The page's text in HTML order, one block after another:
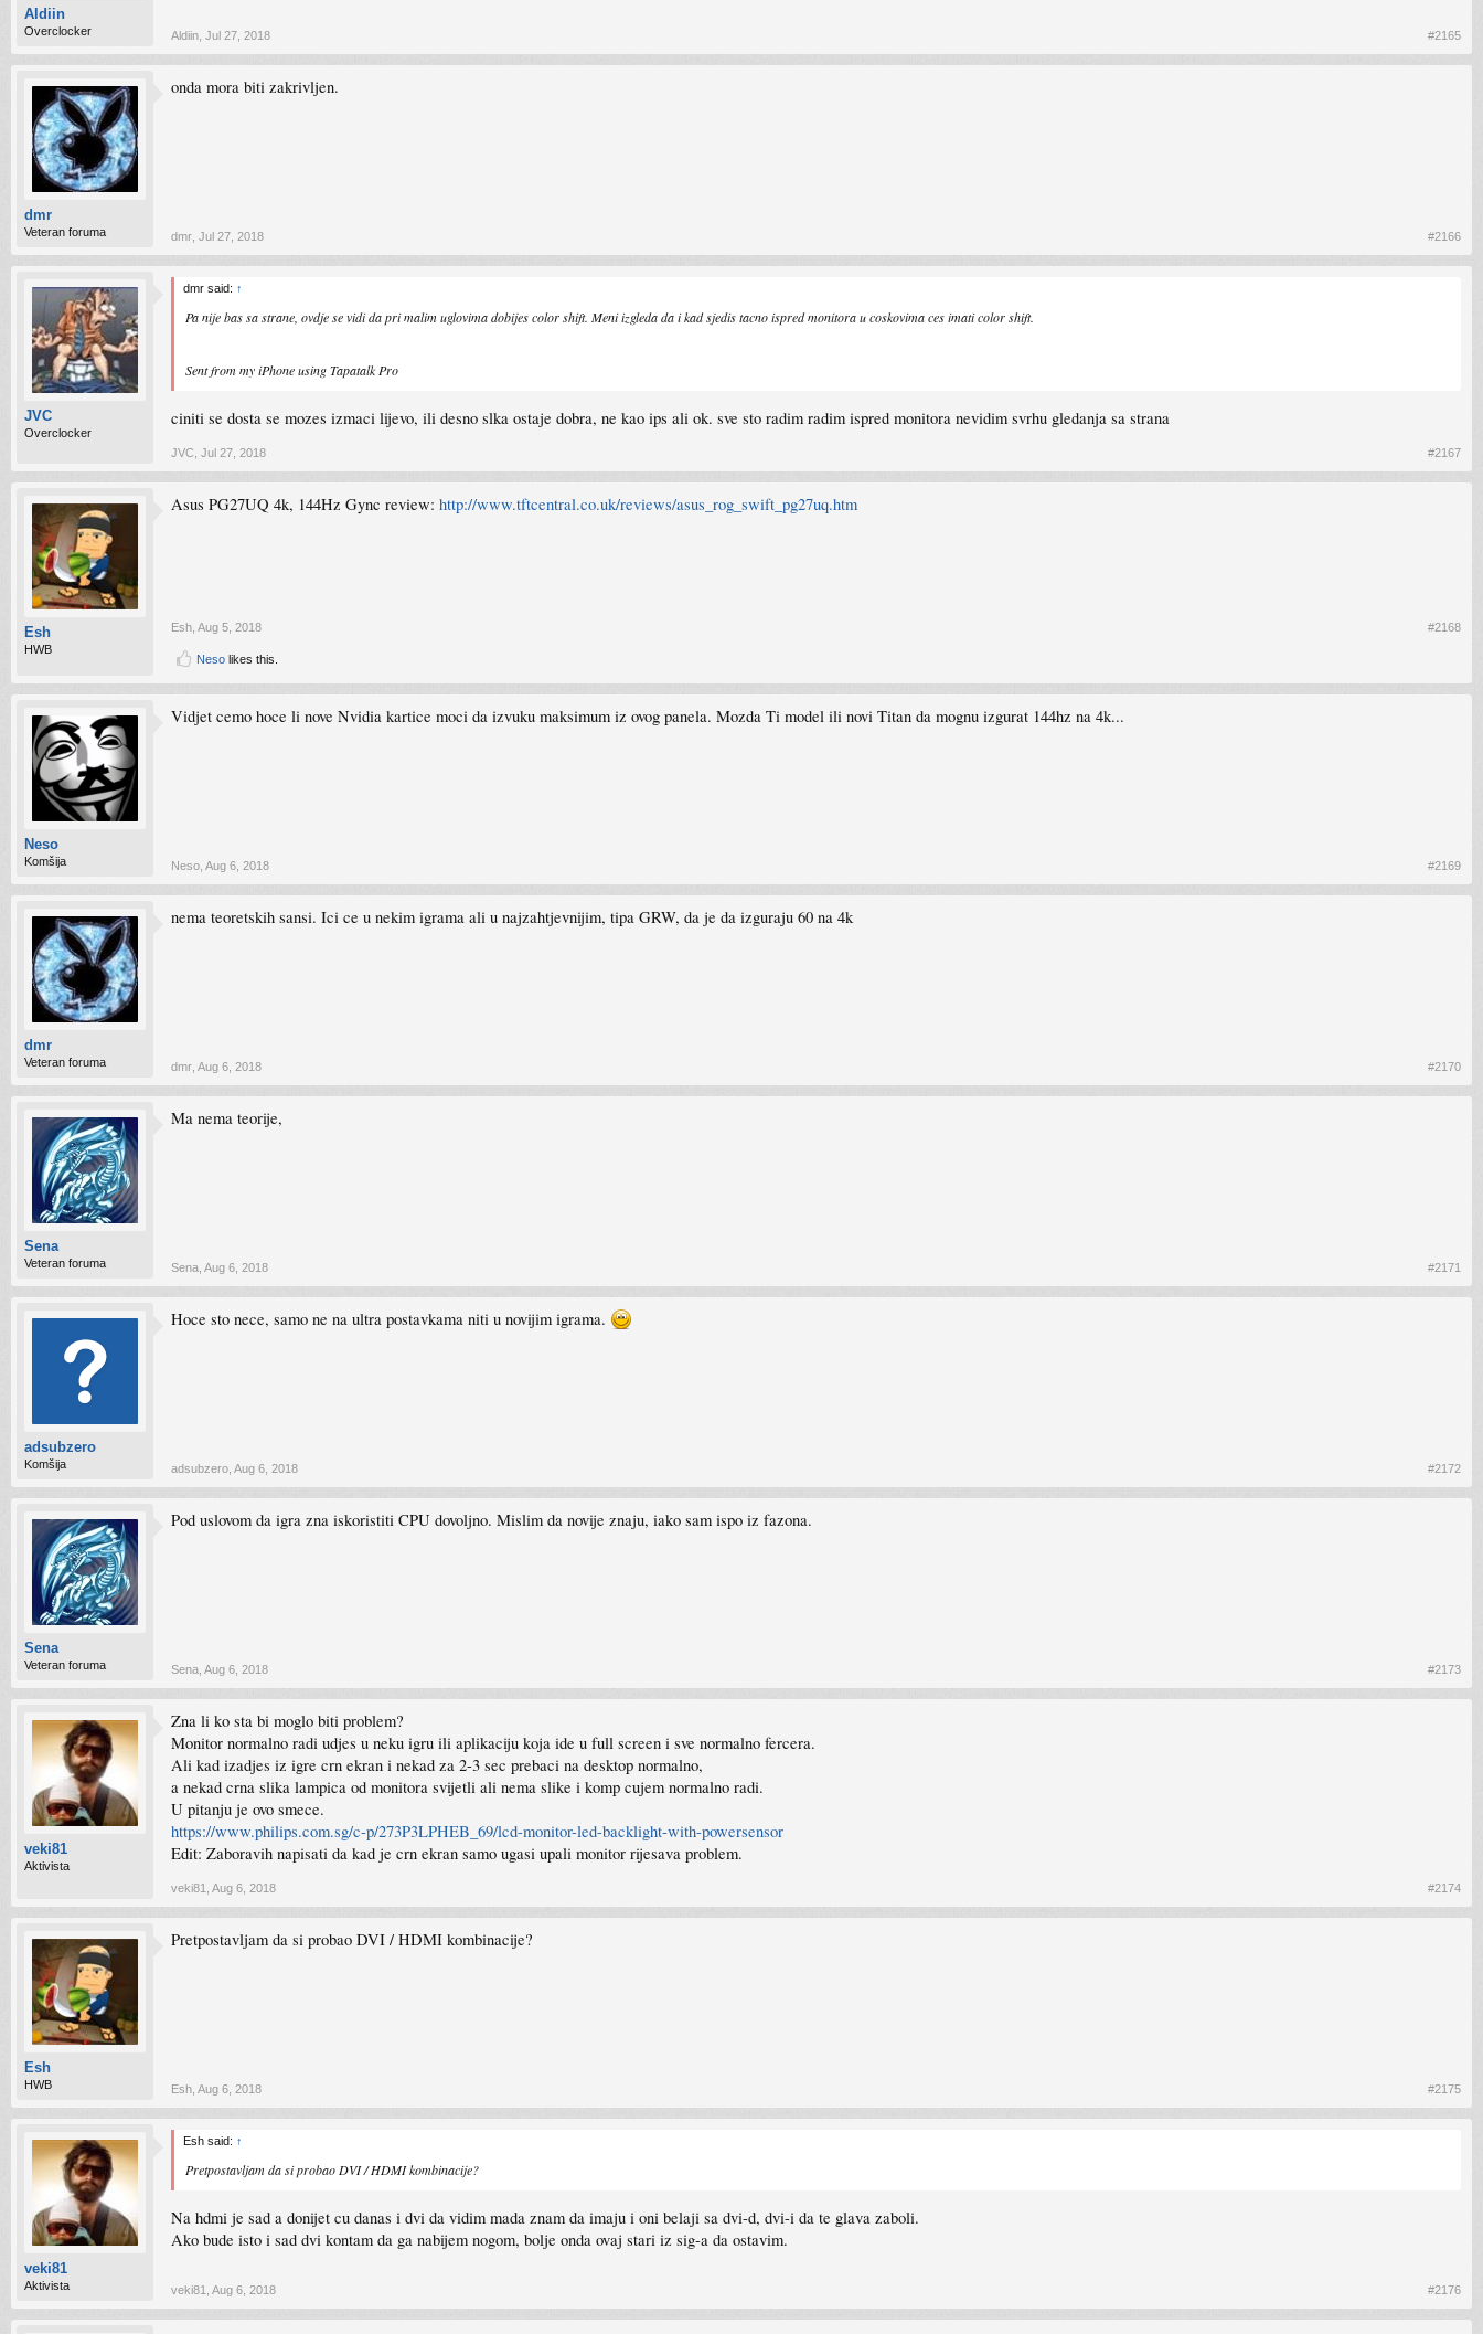
Aldiin
Overclocker Aldiin Jul 27, 2018 #2165
dmr
Veteran foruma
onda mora biti zakrivljen.
dmr Jul 27, 2018 #2166
JVC
Overclocker
dmr said: ↑
Pa nije bas sa strane, ovdje se vidi da pri malim uglovima dobijes color shift. Meni izgleda da i kad sjedis tacno ispred monitora u coskovima ces imati color shift.
Sent from my iPhone using Tapatalk Pro
ciniti se dosta se mozes izmaci lijevo, ili desno slka ostaje dobra, ne kao ips ali ok. sve sto radim radim ispred monitora nevidim svrhu gledanja sa strana
JVC Jul 27, 2018 #2167
Esh
HWB
Asus PG27UQ 4k, 144Hz Gync review: http://www.tftcentral.co.uk/reviews/asus_rog_swift_pg27uq.htm
Esh Aug 5, 2018 #2168
Neso likes this.
Neso
Komšija
Vidjet cemo hoce li nove Nvidia kartice moci da izvuku maksimum iz ovog panela. Mozda Ti model ili novi Titan da mognu izgurat 144hz na 4k...
Neso Aug 6, 2018 #2169
dmr
Veteran foruma
nema teoretskih sansi. Ici ce u nekim igrama ali u najzahtjevnijim, tipa GRW, da je da izguraju 60 na 4k
dmr Aug 6, 2018 #2170
Sena
Veteran foruma
Ma nema teorije,
Sena Aug 6, 2018 #2171
adsubzero
Komšija
Hoce sto nece, samo ne na ultra postavkama niti u novijim igrama.
adsubzero Aug 6, 2018 #2172
Sena
Veteran foruma
Pod uslovom da igra zna iskoristiti CPU dovoljno. Mislim da novije znaju, iako sam ispo iz fazona.
Sena Aug 6, 2018 #2173
veki81
Aktivista
Zna li ko sta bi moglo biti problem?
Monitor normalno radi udjes u neku igru ili aplikaciju koja ide u full screen i sve normalno fercera.
Ali kad izadjes iz igre crn ekran i nekad za 2-3 sec prebaci na desktop normalno,
a nekad crna slika lampica od monitora svijetli ali nema slike i komp cujem normalno radi.
U pitanju je ovo smece.
https://www.philips.com.sg/c-p/273P3LPHEB_69/lcd-monitor-led-backlight-with-powersensor
Edit: Zaboravih napisati da kad je crn ekran samo ugasi upali monitor rijesava problem.
veki81 Aug 6, 2018 #2174
Esh
HWB
Pretpostavljam da si probao DVI / HDMI kombinacije?
Esh Aug 6, 2018 #2175
veki81
Aktivista
Esh said: ↑
Pretpostavljam da si probao DVI / HDMI kombinacije?
Na hdmi je sad a donijet cu danas i dvi da vidim mada znam da imaju i oni belaji sa dvi-d, dvi-i da te glava zaboli.
Ako bude isto i sad dvi kontam da ga nabijem nogom, bolje onda ovaj stari iz sig-a da ostavim.
veki81 Aug 6, 2018 #2176